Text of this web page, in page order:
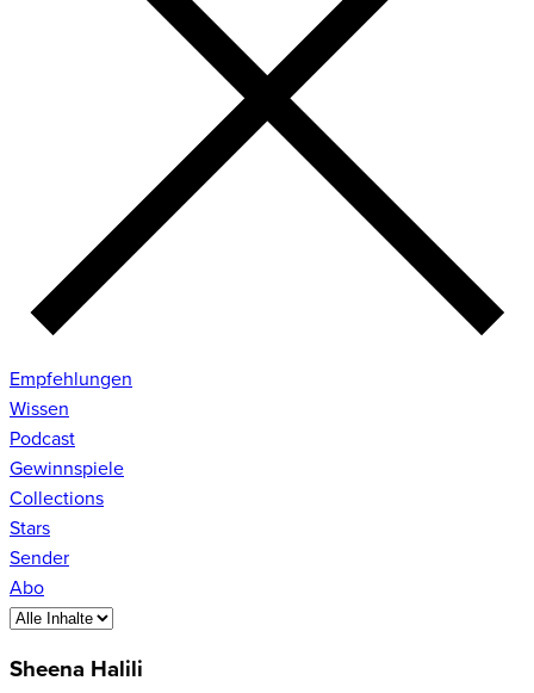
Empfehlungen
Wissen
Podcast
Gewinnspiele
Collections
Stars
Sender
Abo
Sheena Halili